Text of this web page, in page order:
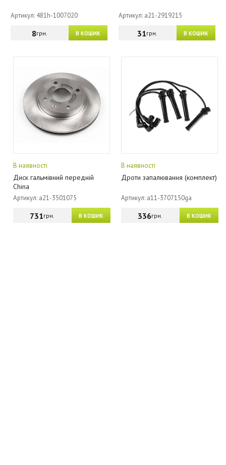
Артикул: 481h-1007020
В КОШИК
8грн.
Артикул: a21-2919215
В КОШИК
31грн.
В наявності
Диск гальмівний передній
China
Артикул: a21-3501075
В КОШИК
731грн.
В наявності
Дроти запалювання (комплект)
Артикул: a11-3707150ga
В КОШИК
336грн.